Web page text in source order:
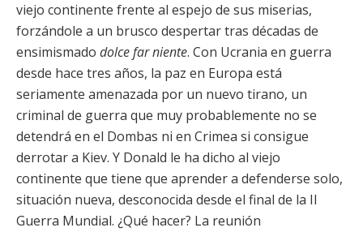
viejo continente frente al espejo de sus miserias,
forzándole a un brusco despertar tras décadas de
ensimismado dolce far niente. Con Ucrania en guerra
desde hace tres años, la paz en Europa está
seriamente amenazada por un nuevo tirano, un
criminal de guerra que muy probablemente no se
detendrá en el Dombas ni en Crimea si consigue
derrotar a Kiev. Y Donald le ha dicho al viejo
continente que tiene que aprender a defenderse solo,
situación nueva, desconocida desde el final de la II
Guerra Mundial. ¿Qué hacer? La reunión